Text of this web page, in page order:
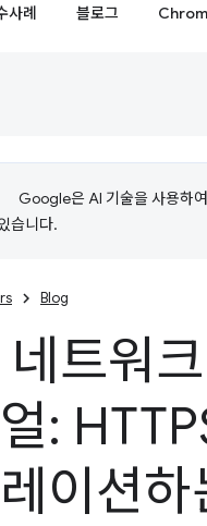
사례 블로그
Google은 AI 기술을 사용하
습니다.
Blog
네트워
:
이션하